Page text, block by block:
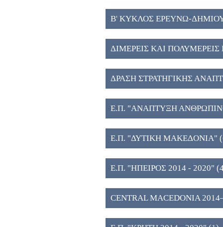
ΚΑΙΝΟΤΟΜΙΑ (6)
Β' ΚΥΚΛΟΣ ΕΡΕΥΝΩ-
ΔΙΜΕΡΕΙΣ ΚΑΙ ΠΟΛΥΜΕΡΕΙΣ
ΔΡΑΣΗ ΣΤΡΑΤΗΓΙΚΗΣ
ΤΕΧΝΟΛΟΓΙΚΩΝ ΦΟΡΕΩΝ
Ε.Π. "ΑΝΑΠΤΥΞΗ
ΚΑΙ ΔΙΑ ΒΙΟΥ ΜΑΘΗΣΗ" (5)
Ε.Π. "ΔΥΤΙΚΗ ΜΑΚΕΔΟΝΙΑ"
Ε.Π. "ΗΠΕΙΡΟΣ 2014 - 2020"
CENTRAL MACEDONIA
Public Research and